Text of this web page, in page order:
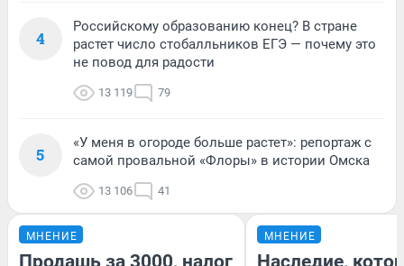
4
Российскому образованию конец? В стране
растет число стобалльников ЕГЭ — почему это
не повод для радости
13 119 79
5
«У меня в огороде больше растет»: репортаж с
самой провальной «Флоры» в истории Омска
13 106 41
МНЕНИЕ
Продашь за 3000, налог
МНЕНИЕ
Наследие,